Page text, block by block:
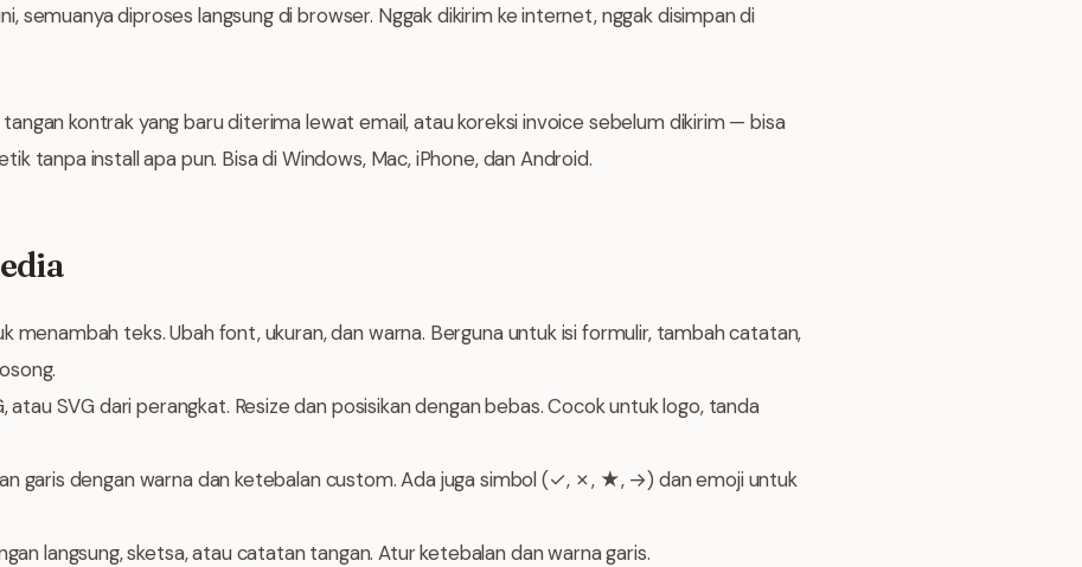
semuanya diproses langsung di browser. Nggak dikirim ke internet, nggak disimpan di
kontrak yang baru diterima lewat email, atau koreksi invoice sebelum dikirim — bisa
tanpa install apa pun. Bisa di Windows, Mac, iPhone, dan Android.
menambah teks. Ubah font, ukuran, dan warna. Berguna untuk isi formulir, tambah catatan,
atau SVG dari perangkat. Resize dan posisikan dengan bebas. Cocok untuk logo, tanda
garis dengan warna dan ketebalan custom. Ada juga simbol (✓, ✗, ★, →) dan emoji untuk
langsung, sketsa, atau catatan tangan. Atur ketebalan dan warna garis.